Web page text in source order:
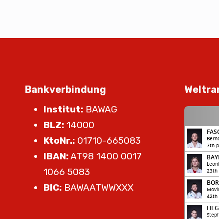
Bankverbindung
Institut: BAWAG
BLZ: 14000
KtoNr.: 01710-665083
IBAN:AT98 1400 0017
1066 5083
BIC: BAWAATWWXXX